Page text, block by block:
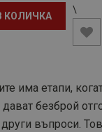
КОЛИЧКА
\
има етапи,
безброй
въпроси.